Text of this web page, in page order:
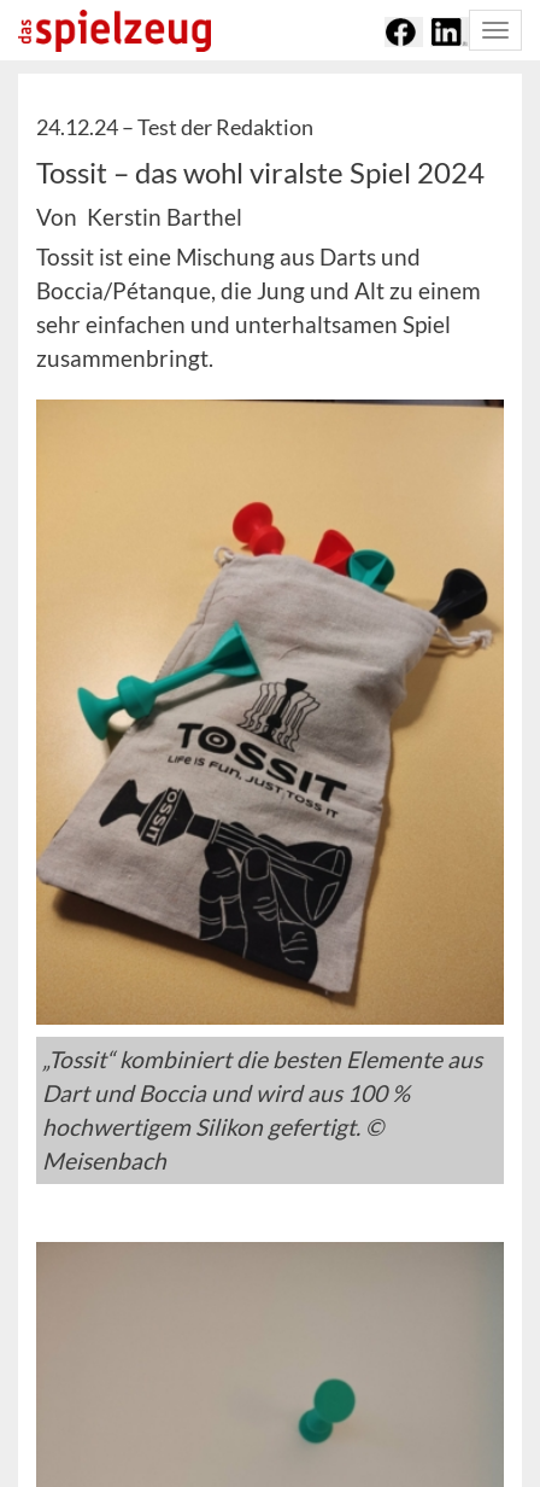
24.12.24 –Test der Redaktion
Tossit – das wohl viralste Spiel 2024
Von Kerstin Barthel
Tossit ist eine Mischung aus Darts und
Boccia/Pétanque, die Jung und Alt zu einem
sehr einfachen und unterhaltsamen Spiel
zusammenbringt.
„Tossit“ kombiniert die besten Elemente aus
Dart und Boccia und wird aus 100 %
hochwertigem Silikon gefertigt. ©
Meisenbach